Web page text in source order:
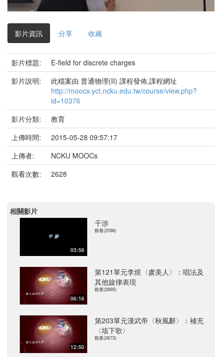
影
影片資訊 分享 收藏
影片標題:
E-field for discrete charges
影片說明:
此檔案由 普通物理(II) 課程發佈,課程網址
http://moocs.yct.ncku.edu.tw/course/view.php?
id=10376
影片分類:
教育
上傳時間:
2015-05-28 09:57:17
上傳者:
NCKU MOOCs
觀看次數:
2628
相關影片
03:56
干涉
觀看(2096)
06:16
第121單元李煜〈虞美人〉：唱法及
其他旋律表現
觀看(2895)
12:50
第203單元漢武帝〈秋風辭〉：補充
〈垓下歌〉
觀看(2673)